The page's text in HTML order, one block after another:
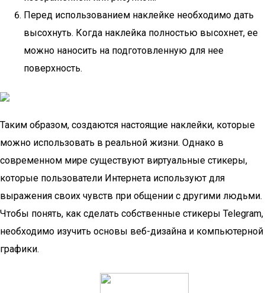
Перед использованием наклейке необходимо дать
высохнуть. Когда наклейка полностью высохнет, ее
можно наносить на подготовленную для нее
поверхность.
Таким образом, создаются настоящие наклейки, которые
можно использовать в реальной жизни. Однако в
современном мире существуют виртуальные стикеры,
которые пользователи Интернета используют для
выражения своих чувств при общении с другими людьми.
Чтобы понять, как сделать собственные стикеры Telegram,
необходимо изучить основы веб-дизайна и компьютерной
графики.